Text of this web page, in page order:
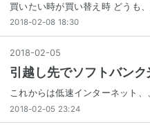
買いたい時が買い替え時 どうも
2018-02-08 18:30
2018-02-05
引越し先でソフトバンク
これからは低速インターネット、
2018-02-05 23:24